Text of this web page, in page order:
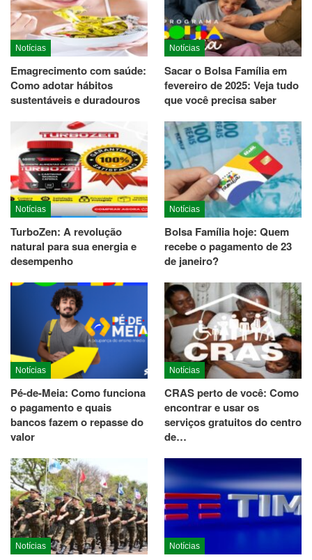
Notícias
Emagrecimento com saúde:
Como adotar hábitos
sustentáveis e duradouros
Notícias
Sacar o Bolsa Família em
fevereiro de 2025: Veja tudo
que você precisa saber
Notícias
TurboZen: A revolução
natural para sua energia e
desempenho
Notícias
Bolsa Família hoje: Quem
recebe o pagamento de 23
de janeiro?
Notícias
Pé-de-Meia: Como funciona
o pagamento e quais
bancos fazem o repasse do
valor
Notícias
CRAS perto de você: Como
encontrar e usar os
serviços gratuitos do centro
de…
Notícias Notícias